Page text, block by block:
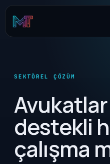
SEKTÖREL ÇÖZÜM
destekli
çalışma